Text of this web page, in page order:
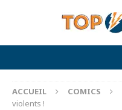
ACCUEIL COMICS
violents !